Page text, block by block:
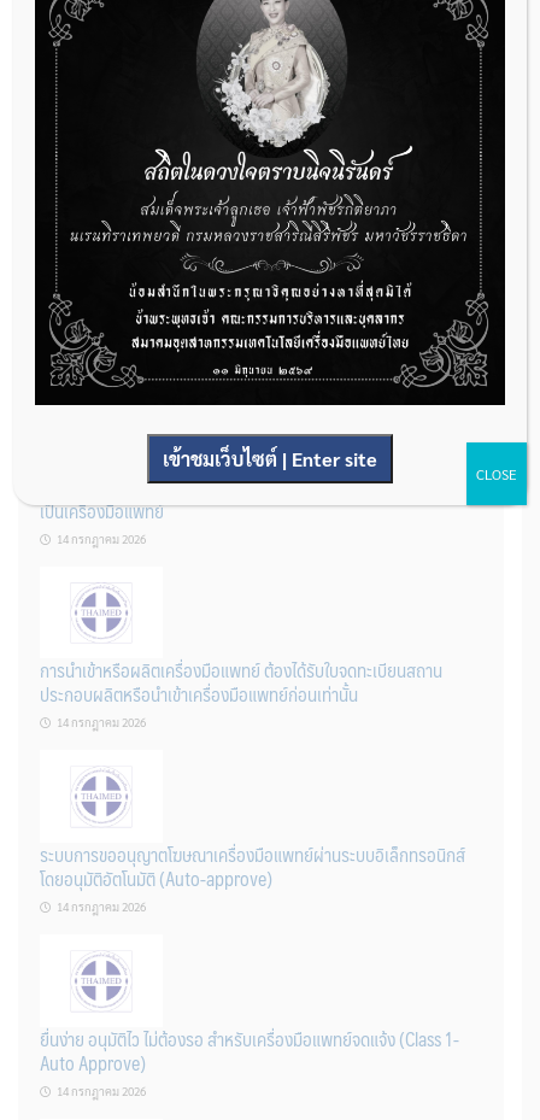
22 กรกฎาคม 2026
กองควบคุมเครื่องมือแพทย์ เปิดรับฟังความคิดเห็นหลักการยกร่าง
กฎหมาย จำนวน 3 ฉบับ ผ่านระบบกลางทางกฎหมาย
22 กรกฎาคม 2026
การโฆษณาเครื่องมือแพทย์แบบใดที่ได้รับการยกเว้นไม่ต้องขออนุญาต
14 กรกฎาคม 2026
รู้หรือไม่? ผลิตภัณฑ์ชุดตรวจสําหรับตรวจสอบการปนเปื้อนแบบใดจัด
เป็นเครื่องมือแพทย์
14 กรกฎาคม 2026
การนำเข้าหรือผลิตเครื่องมือแพทย์ ต้องได้รับใบจดทะเบียนสถาน
ประกอบผลิตหรือนำเข้าเครื่องมือแพทย์ก่อนเท่านั้น
14 กรกฎาคม 2026
ระบบการขออนุญาตโฆษณาเครื่องมือแพทย์ผ่านระบบอิเล็กทรอนิกส์
โดยอนุมัติอัตโนมัติ (Auto-approve)
14 กรกฎาคม 2026
ยื่นง่าย อนุมัติไว ไม่ต้องรอ สำหรับเครื่องมือแพทย์จดแจ้ง (Class 1-
Auto Approve)
14 กรกฎาคม 2026
เข้าชมเว็บไซต์ | Enter site
CLOSE